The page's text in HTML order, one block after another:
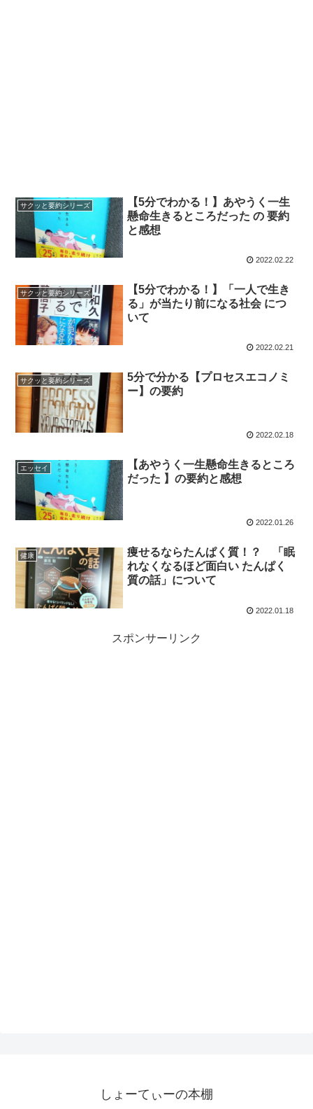
サクッと要約シリーズ
【5分でわかる！】あやうく一生
懸命生きるところだった の 要約
と感想
2022.02.22
サクッと要約シリーズ
【5分でわかる！】「一人で生き
る」が当たり前になる社会 につ
いて
2022.02.21
サクッと要約シリーズ
5分で分かる【プロセスエコノミ
ー】の要約
2022.02.18
エッセイ
【あやうく一生懸命生きるところ
だった 】の要約と感想
2022.01.26
健康
痩せるならたんぱく質！？ 「眠
れなくなるほど面白い たんぱく
質の話」について
2022.01.18
スポンサーリンク
しょーてぃーの本棚